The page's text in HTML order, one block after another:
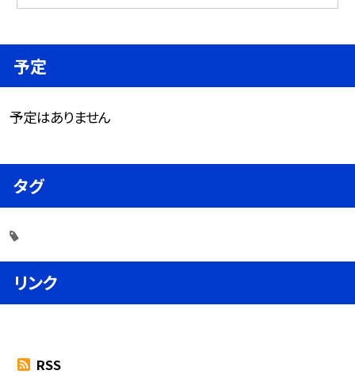
予定
予定はありません
タグ
リンク
RSS